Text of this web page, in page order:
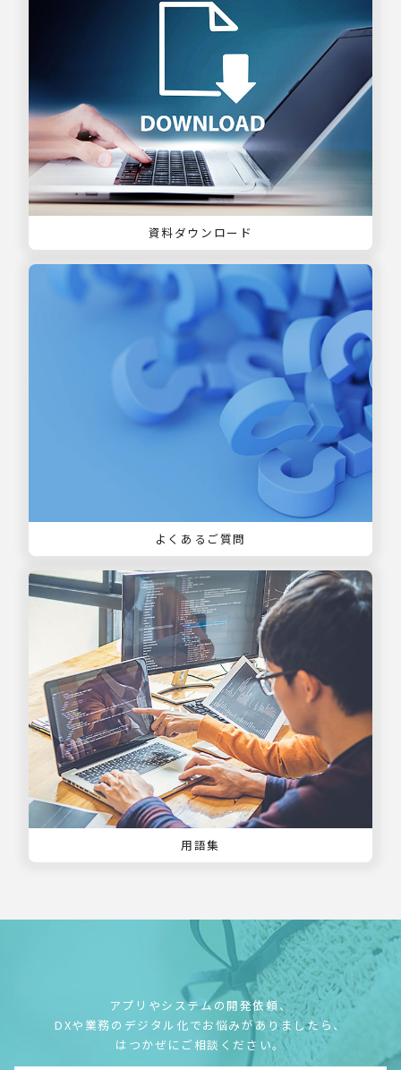
資料ダウンロード
よくあるご質問
用語集
アプリやシステムの開発依頼、
DXや業務のデジタル化でお悩みがありましたら、
はつかぜにご相談ください。